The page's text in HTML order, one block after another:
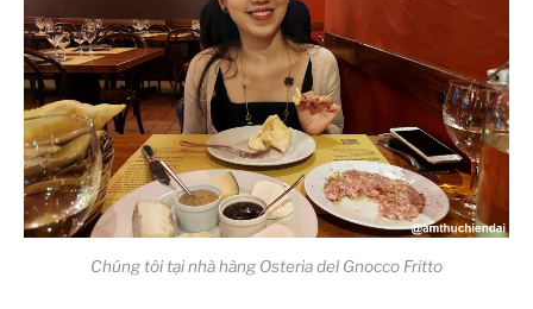
Chúng tôi tại nhà hàng Osteria del Gnocco Fritto